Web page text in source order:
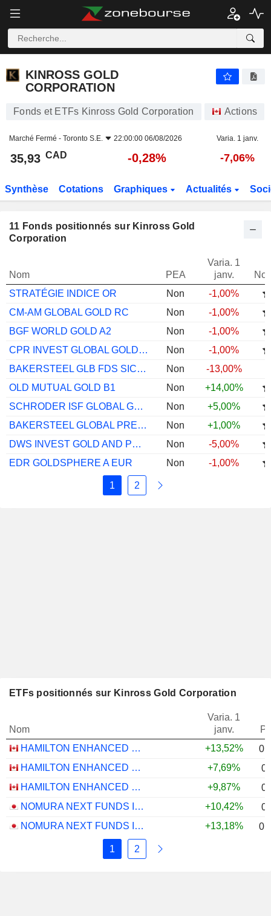
KINROSS GOLD
CORPORATION
Fonds et ETFs Kinross Gold Corporation Actions
Marché Fermé - Toronto S.E. 22:00:00 06/08/2026 Varia. 1 janv.
35,93 CAD -0,28% -7,06%
Synthèse Cotations Graphiques Actualités
11 Fonds positionnés sur Kinross Gold
Corporation
Nom PEA
Varia. 1
janv.
STRATÉGIE INDICE OR
Non
-1,00%
CM-AM GLOBAL GOLD RC
Non
-1,00%
BGF WORLD GOLD A2
Non
-1,00%
CPR INVEST GLOBAL GOLD MINES I EUR ACC
Non
-1,00%
BAKERSTEEL GLB FDS SICAV- ELCTM S EUR
Non
-13,00%
OLD MUTUAL GOLD B1
Non
+14,00%
SCHRODER ISF GLOBAL GOLD A ACC USD
Non
+5,00%
BAKERSTEEL GLOBAL PRECIOUS METALS D EUR
Non
+1,00%
DWS INVEST GOLD AND PREC MTL EQS LD
Non
-5,00%
EDR GOLDSPHERE A EUR
Non -1,00%
1 2
ETFs positionnés sur Kinross Gold Corporation
Nom
Varia. 1
janv.
HAMILTON ENHANCED MULTI-SECTOR COVERED CALL ETF - CAD
+13,52%
HAMILTON ENHANCED U.S. COVERED CALL ETF - CAD HEDGED
+7,69%
HAMILTON ENHANCED U.S. COVERED CALL ETF - USD
+9,87%
NOMURA NEXT FUNDS INTERNATIONAL EQUITY MSCI-KOKUSAI (YEN-HEDGED) ETF - JPY
+10,42%
NOMURA NEXT FUNDS INTERNATIONAL EQUITY MSCI-KOKUSAI (UNHEDGED) ETF - JPY
+13,18%
1 2